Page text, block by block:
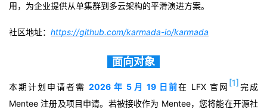
用，为企业提供从单集群到多云架构的平滑演进方案。
社区地址： https://github.com/karmada-io/karmada
面向对象
本期计划申请者需 2026 年 5 月 19 日前在 LFX 官网 [1]完成
Mentee 注册及项目申请。若被接收作为 Mentee，您将能在开源社